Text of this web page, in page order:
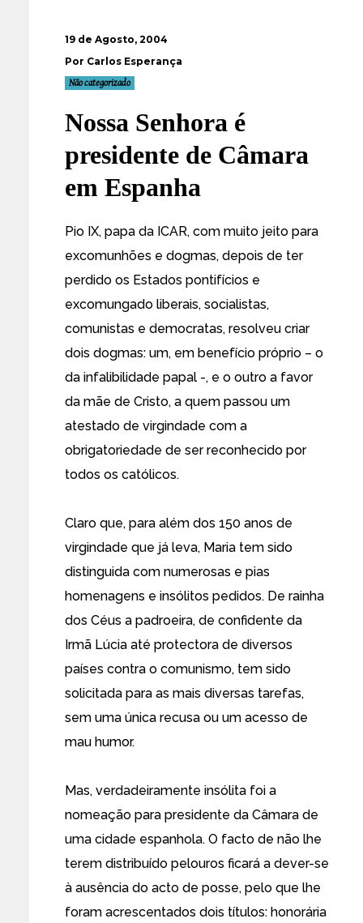
19 de Agosto, 2004
Por Carlos Esperança
Não categorizado
Nossa Senhora é
presidente de Câmara
em Espanha
Pio IX, papa da ICAR, com muito jeito para
excomunhões e dogmas, depois de ter
perdido os Estados pontifícios e
excomungado liberais, socialistas,
comunistas e democratas, resolveu criar
dois dogmas: um, em benefício próprio – o
da infalibilidade papal -, e o outro a favor
da mãe de Cristo, a quem passou um
atestado de virgindade com a
obrigatoriedade de ser reconhecido por
todos os católicos.
Claro que, para além dos 150 anos de
virgindade que já leva, Maria tem sido
distinguida com numerosas e pias
homenagens e insólitos pedidos. De rainha
dos Céus a padroeira, de confidente da
Irmã Lúcia até protectora de diversos
países contra o comunismo, tem sido
solicitada para as mais diversas tarefas,
sem uma única recusa ou um acesso de
mau humor.
Mas, verdadeiramente insólita foi a
nomeação para presidente da Câmara de
uma cidade espanhola. O facto de não lhe
terem distribuído pelouros ficará a dever-se
à ausência do acto de posse, pelo que lhe
foram acrescentados dois títulos: honorária